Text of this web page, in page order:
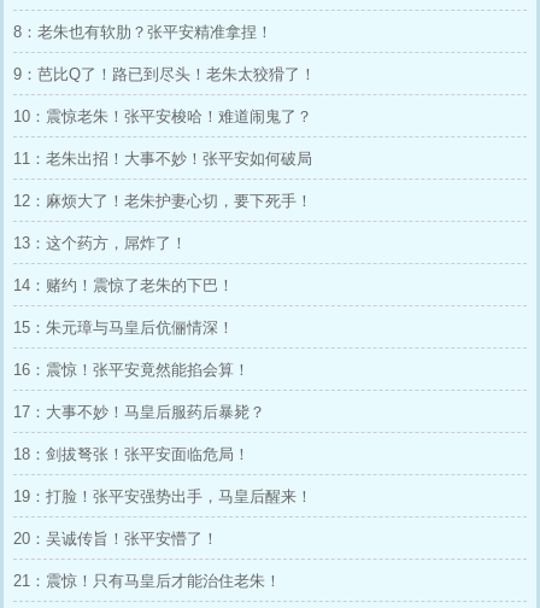
8：老朱也有软肋？张平安精准拿捏！
9：芭比Q了！路已到尽头！老朱太狡猾了！
10：震惊老朱！张平安梭哈！难道闹鬼了？
11：老朱出招！大事不妙！张平安如何破局
12：麻烦大了！老朱护妻心切，要下死手！
13：这个药方，屌炸了！
14：赌约！震惊了老朱的下巴！
15：朱元璋与马皇后伉俪情深！
16：震惊！张平安竟然能掐会算！
17：大事不妙！马皇后服药后暴毙？
18：剑拔弩张！张平安面临危局！
19：打脸！张平安强势出手，马皇后醒来！
20：吴诚传旨！张平安懵了！
21：震惊！只有马皇后才能治住老朱！